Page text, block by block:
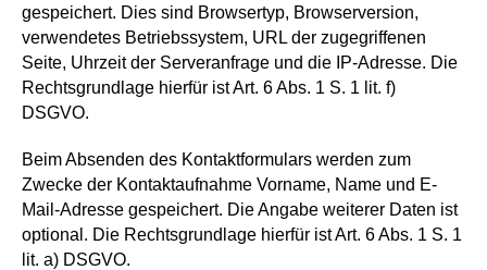
gespeichert. Dies sind Browsertyp, Browserversion,
verwendetes Betriebssystem, URL der zugegriffenen
Seite, Uhrzeit der Serveranfrage und die IP-Adresse. Die
Rechtsgrundlage hierfür ist Art. 6 Abs. 1 S. 1 lit. f)
DSGVO.
Beim Absenden des Kontaktformulars werden zum
Zwecke der Kontaktaufnahme Vorname, Name und E-
Mail-Adresse gespeichert. Die Angabe weiterer Daten ist
optional. Die Rechtsgrundlage hierfür ist Art. 6 Abs. 1 S. 1
lit. a) DSGVO.